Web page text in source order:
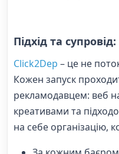
Підхід та супровід:
Click2Dep – це не
Кожен запуск
рекламодавцем: веб
креативами та
на себе організацію,